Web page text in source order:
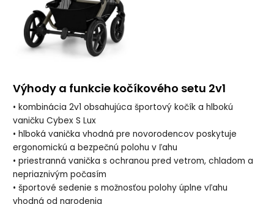
Výhody a funkcie kočíkového setu 2v1
• kombinácia 2v1 obsahujúca športový kočík a hlbokú
vaničku Cybex S Lux
• hlboká vanička vhodná pre novorodencov poskytuje
ergonomickú a bezpečnú polohu v ľahu
• priestranná vanička s ochranou pred vetrom, chladom a
nepriaznivým počasím
• športové sedenie s možnosťou polohy úplne vľahu
vhodná od narodenia